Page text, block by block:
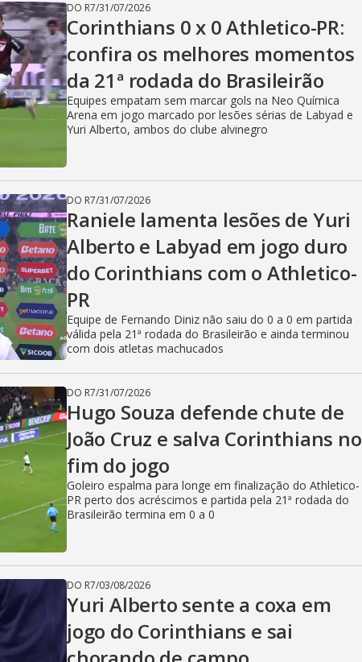
DO R7/31/07/2026
Corinthians 0 x 0 Athletico-PR:
confira os melhores momentos
da 21ª rodada do Brasileirão
Equipes empatam sem marcar gols na Neo Química
Arena em jogo marcado por lesões sérias de Labyad e
Yuri Alberto, ambos do clube alvinegro
DO R7/31/07/2026
Raniele lamenta lesões de Yuri
Alberto e Labyad em jogo duro
do Corinthians com o Athletico-
PR
Equipe de Fernando Diniz não saiu do 0 a 0 em partida
válida pela 21ª rodada do Brasileirão e ainda terminou
com dois atletas machucados
DO R7/31/07/2026
Hugo Souza defende chute de
João Cruz e salva Corinthians no
fim do jogo
Goleiro espalma para longe em finalização do Athletico-
PR perto dos acréscimos e partida pela 21ª rodada do
Brasileirão termina em 0 a 0
DO R7/03/08/2026
Yuri Alberto sente a coxa em
jogo do Corinthians e sai